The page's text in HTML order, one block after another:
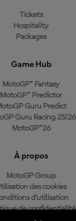
Tickets
Hospitality
Packages
Game Hub
MotoGP™ Fantasy
MotoGP™ Predictor
Guru Predict
Guru Racing 25/26
MotoGP™26
À propos
MotoGP Group
des cookies
d'utilisation
de confidentialité